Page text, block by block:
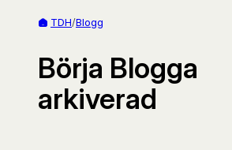
TDH/Blogg
Börja Blogga
arkiverad